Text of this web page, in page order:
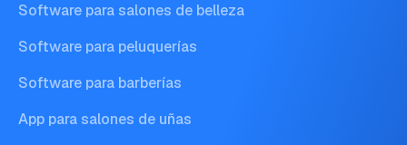
Software para salones de belleza
Software para peluquerías
Software para barberías
App para salones de uñas